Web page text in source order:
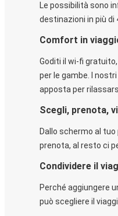
Le possibilità sono
destinazioni in più di
Comfort in
Goditi il wi-fi
per le gambe. I
apposta per
Scegli, prenota,
Dallo schermo al
prenota, al resto ci
Condividere il
Perché aggiungere
può scegliere il